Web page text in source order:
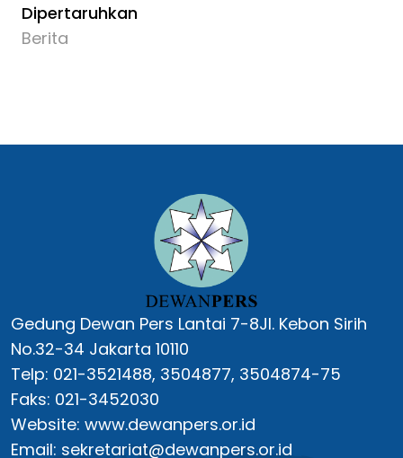
Dipertaruhkan
Berita
Gedung Dewan Pers Lantai 7-8Jl. Kebon Sirih
No.32-34 Jakarta 10110
Telp: 021-3521488, 3504877, 3504874-75
Faks: 021-3452030
Website: www.dewanpers.or.id
Email: sekretariat@dewanpers.or.id